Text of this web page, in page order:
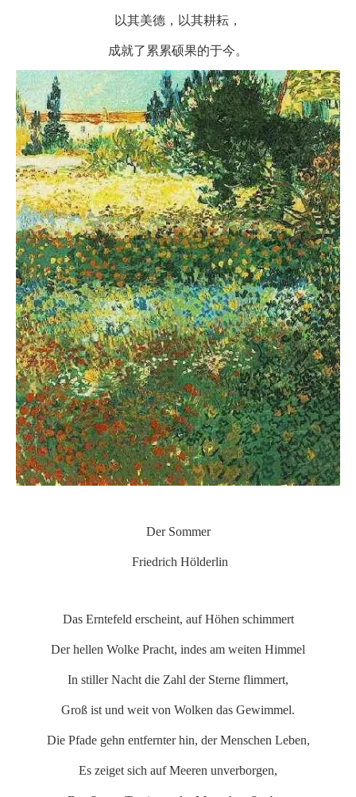
以其美德，以其耕耘，
成就了累累硕果的于今。
Der Sommer
Friedrich Hölderlin
Das Erntefeld erscheint, auf Höhen schimmert
Der hellen Wolke Pracht, indes am weiten Himmel
In stiller Nacht die Zahl der Sterne flimmert,
Groß ist und weit von Wolken das Gewimmel.
Die Pfade gehn entfernter hin, der Menschen Leben,
Es zeiget sich auf Meeren unverborgen,